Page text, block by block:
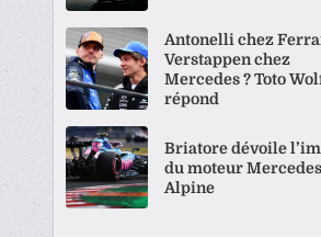
Antonelli chez
Verstappen chez
Mercedes ? Toto
répond
Briatore dévoile
du moteur
Alpine